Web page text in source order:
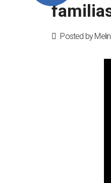
Posted by